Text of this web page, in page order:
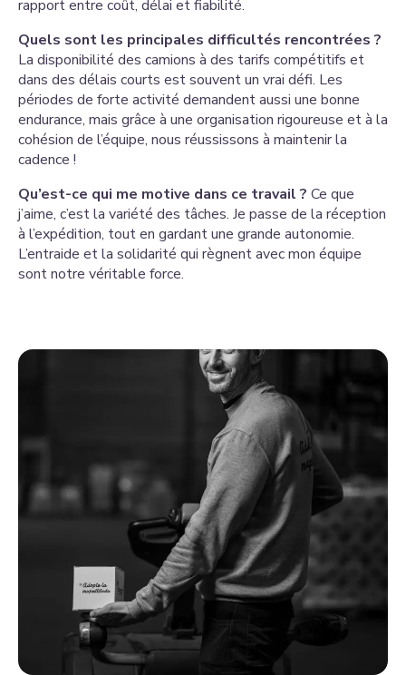
rapport entre coût, délai et fiabilité.
Quels sont les principales difficultés rencontrées ?
La disponibilité des camions à des tarifs compétitifs et
dans des délais courts est souvent un vrai défi. Les
périodes de forte activité demandent aussi une bonne
endurance, mais grâce à une organisation rigoureuse et à la
cohésion de l’équipe, nous réussissons à maintenir la
cadence !
Qu’est-ce qui me motive dans ce travail ? Ce que
j’aime, c’est la variété des tâches. Je passe de la réception
à l’expédition, tout en gardant une grande autonomie.
L’entraide et la solidarité qui règnent avec mon équipe
sont notre véritable force.